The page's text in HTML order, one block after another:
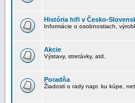
História hifi v Česko-
Informácie o osobnostiach,
Akcie
Výstavy, stretávky, atd.
Poradňa
Žiadosti o rady napr. ku kúpe,